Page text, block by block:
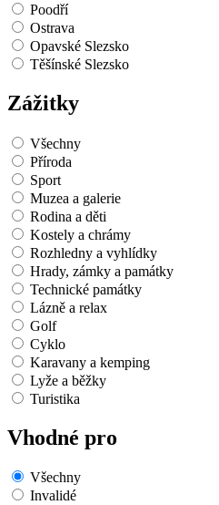
Poodří
Ostrava
Opavské Slezsko
Těšínské Slezsko
Zážitky
Všechny
Příroda
Sport
Muzea a galerie
Rodina a děti
Kostely a chrámy
Rozhledny a vyhlídky
Hrady, zámky a památky
Technické památky
Lázně a relax
Golf
Cyklo
Karavany a kemping
Lyže a běžky
Turistika
Vhodné pro
Všechny
Invalidé